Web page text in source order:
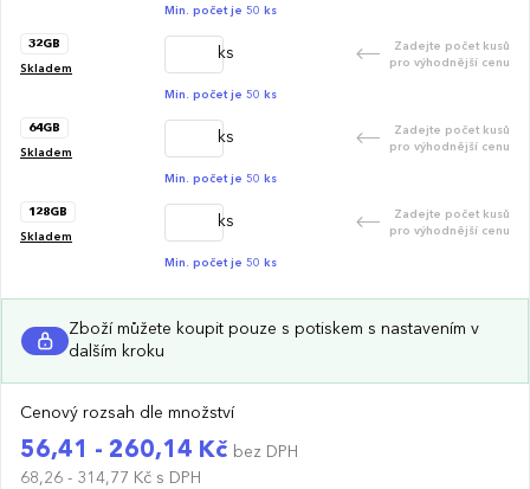
Min. počet je 50 ks
32GB
Skladem
ks
Zadejte počet kusů
pro výhodnější cenu
Min. počet je 50 ks
64GB
Skladem
ks
Zadejte počet kusů
pro výhodnější cenu
Min. počet je 50 ks
128GB
Skladem
ks
Zadejte počet kusů
pro výhodnější cenu
Min. počet je 50 ks
Zboží můžete koupit pouze s potiskem s nastavením v
dalším kroku
Cenový rozsah dle množství
56,41 - 260,14 Kč bez DPH
68,26 - 314,77 Kč s DPH